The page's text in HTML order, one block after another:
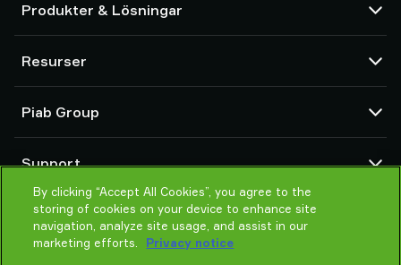
Produkter & Lösningar
Sugkoppar och mjuka gripdon
Komponenter för robotverktyg (EOAT)
Plocklösningar för robotar och cobotar
System- och applikationstillbehör
Vakuumtransportörer för pulver och bulk
Resurser
Produktkonfigurator
Försäljningsvillkor
Integritetspolicy
Piab Group
Global organisation
Uppförandekod
Nyheter
Jobba hos oss
Support
Kontakta oss
Hitta våra partners
Hjälp mig välja
By clicking “Accept All Cookies”, you agree to the
storing of cookies on your device to enhance site
navigation, analyze site usage, and assist in our
marketing efforts.
Privacy notice